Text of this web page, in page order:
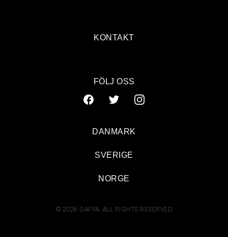
KONTAKT
FÖLJ OSS
© 2026 GAFFA. ALL RIGHTS RESERVED
DANMARK
SVERIGE
NORGE